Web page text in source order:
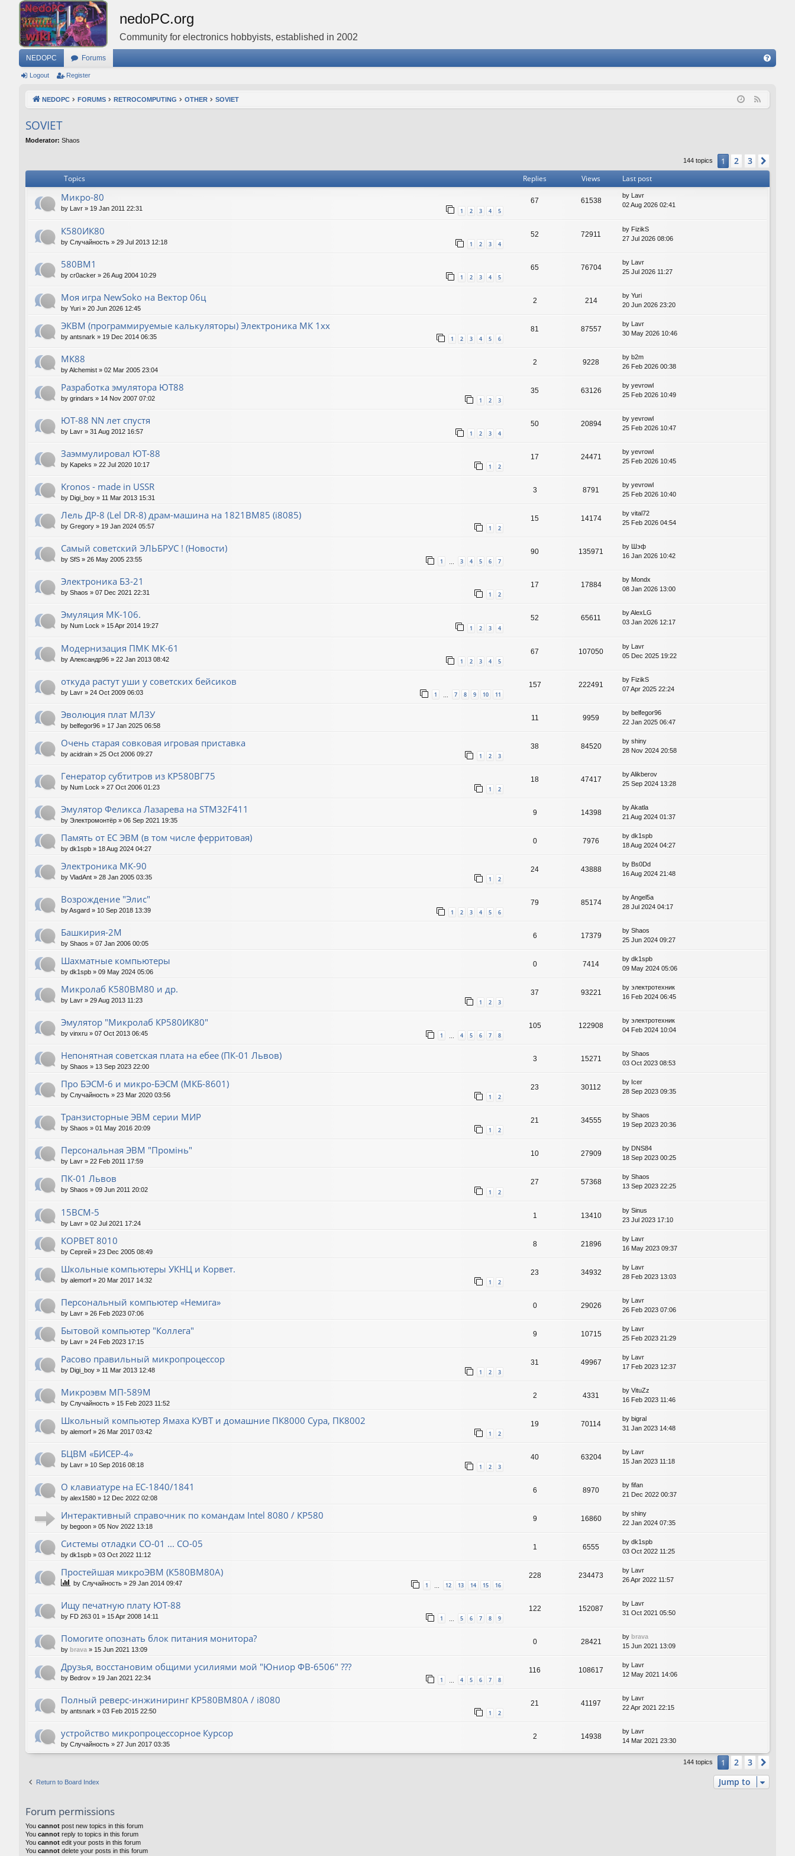
nedoPC.org
Community for electronics hobbyists, established in 2002
NEDOPC Forums
Q
Logout Register
NEDOPC FORUMS RETROCOMPUTING OTHER SOVIET
SOVIET
Moderator: Shaos
144 topics 1 2 3
Topics Replies Views Last post
Микро-80
by Lavr » 19 Jan 2011 22:31 1 2 3 4 5
67 61538
by Lavr
02 Aug 2026 02:41
К580ИК80
by Случайность » 29 Jul 2013 12:18 1 2 3 4
52 72911
by FizikS
27 Jul 2026 08:06
580ВМ1
by cr0acker » 26 Aug 2004 10:29 1 2 3 4 5
65 76704
by Lavr
25 Jul 2026 11:27
Моя игра NewSoko на Вектор 06ц
by Yuri » 20 Jun 2026 12:45
2 214
by Yuri
20 Jun 2026 23:20
ЭКВМ (программируемые калькуляторы) Электроника МК 1хх
by antsnark » 19 Dec 2014 06:35 1 2 3 4 5 6
81 87557
by Lavr
30 May 2026 10:46
МК88
byAlchemist » 02 Mar 2005 23:04
2 9228
by b2m
26 Feb 2026 00:38
Разработка эмулятора ЮТ88
by grindars » 14 Nov 2007 07:02 1 2 3
35 63126
by yevrowl
25 Feb 2026 10:49
ЮТ-88 NN лет спустя
by Lavr » 31 Aug 2012 16:57 1 2 3 4
50 20894
by yevrowl
25 Feb 2026 10:47
Заэммулировал ЮТ-88
by Kapeks » 22 Jul 2020 10:17 1 2
17 24471
by yevrowl
25 Feb 2026 10:45
Kronos - made in USSR
by Digi_boy » 11 Mar 2013 15:31
3 8791
by yevrowl
25 Feb 2026 10:40
Лель ДР-8 (Lel DR-8) драм-машина на 1821ВМ85 (i8085)
by Gregory » 19 Jan 2024 05:57 1 2
15 14174
by vital72
25 Feb 2026 04:54
Самый советский ЭЛЬБРУС ! (Новости)
by SfS » 26 May 2005 23:55 1 … 3 4 5 6 7
90 135971
by
Шэф
16 Jan 2026 10:42
Электроника Б3-21
by Shaos » 07 Dec 2021 22:31 1 2
17 17884
by Mondx
08 Jan 2026 13:00
Эмуляция МК-106.
by Num Lock » 15 Apr 2014 19:27 1 2 3 4
52 65611
byAlexLG
03 Jan 2026 12:17
Модернизация ПМК МК-61
by Александр96 » 22 Jan 2013 08:42 1 2 3 4 5
67 107050
by Lavr
05 Dec 2025 19:22
откуда растут уши у советских бейсиков
by Lavr » 24 Oct 2009 06:03 1 7 8 9 10 11
157 222491
by FizikS
07 Apr 2025 22:24
Эволюция плат МЛЗУ
by belfegor96 » 17 Jan 2025 06:58
11 9959
by belfegor96
22 Jan 2025 06:47
Очень старая совковая игровая приставка
by acidrain » 25 Oct 2006 09:27 1 2 3
38 84520
by shiny
28 Nov 2024 20:58
Генератор субтитров из КР580ВГ75
by Num Lock » 27 Oct 2006 01:23 1 2
18 47417
byAlikberov
25 Sep 2024 13:28
Эмулятор Феликса Лазарева на STM32F411
by Электромонтёр » 06 Sep 2021 19:35
9 14398
byAkatla
21 Aug 2024 01:37
Память от ЕС ЭВМ (в том числе ферритовая)
by dk1spb » 18 Aug 2024 04:27
0 7976
by dk1spb
18 Aug 2024 04:27
Электроника МК-90
by VladAnt » 28 Jan 2005 03:35 1 2
24 43888
by Bs0Dd
16 Aug 2024 21:48
Возрождение "Элис"
byAsgard » 10 Sep 2018 13:39 1 2 3 4 5 6
79 85174
byAngel5a
28 Jul 2024 04:17
Башкирия-2М
by Shaos » 07 Jan 2006 00:05
6 17379
by Shaos
25 Jun 2024 09:27
Шахматные компьютеры
by dk1spb » 09 May 2024 05:06
0 7414
by dk1spb
09 May 2024 05:06
Микролаб К580ВМ80 и др.
by Lavr » 29 Aug 2013 11:23 1 2 3
37 93221
by электротехник
16 Feb 2024 06:45
Эмулятор "Микролаб КР580ИК80"
by vinxru » 07 Oct 2013 06:45 1 … 4 5 6 7 8
105 122908
by электротехник
04 Feb 2024 10:04
Непонятная советская плата на ебее (ПК-01 Львов)
by Shaos » 13 Sep 2023 22:00
3 15271
by Shaos
03 Oct 2023 08:53
Про БЭСМ-6 и микро-БЭСМ (МКБ-8601)
by Случайность » 23 Mar 2020 03:56 1 2
23 30112
by Icer
28 Sep 2023 09:35
Транзисторные ЭВМ серии МИР
by Shaos » 01 May 2016 20:09 1 2
21 34555
by Shaos
19 Sep 2023 20:36
Персональная ЭВМ "Промiнь"
by Lavr » 22 Feb 2011 17:59
10 27909
by DNS84
18 Sep 2023 00:25
ПК-01 Львов
by Shaos » 09 Jun 2011 20:02 1 2
27 57368
by Shaos
13 Sep 2023 22:25
15ВСМ-5
by Lavr » 02 Jul 2021 17:24
1 13410
by Sinus
23 Jul 2023 17:10
КОРВЕТ 8010
by Сергей » 23 Dec 2005 08:49
8 21896
by Lavr
16 May 2023 09:37
Школьные компьютеры УКНЦ и Корвет.
by alemorf » 20 Mar 2017 14:32 1 2
23 34932
by Lavr
28 Feb 2023 13:03
Персональный компьютер «Немига»
by Lavr » 26 Feb 2023 07:06
0 29026
by Lavr
26 Feb 2023 07:06
Бытовой компьютер "Коллега"
by Lavr » 24 Feb 2023 17:15
9 10715
by Lavr
25 Feb 2023 21:29
Расово правильный микропроцессор
by Digi_boy » 11 Mar 2013 12:48 1 2 3
31 49967
by Lavr
17 Feb 2023 12:37
Микроэвм МП-589М
by Случайность » 15 Feb 2023 11:52
2 4331
by VituZz
16 Feb 2023 11:46
Школьный компьютер Ямаха КУВТ и домашние ПК8000 Сура, ПК8002
by alemorf » 26 Mar 2017 03:42 1 2
19 70114
by bigral
31 Jan 2023 14:48
БЦВМ «БИСЕР-4»
by Lavr » 10 Sep 2016 08:18 1 2 3
40 63204
by Lavr
15 Jan 2023 11:18
О клавиатуре на ЕС-1840/1841
by alex1580 » 12 Dec 2022 02:08
6 8970
by fifan
21 Dec 2022 00:37
Интерактивный справочник по командам Intel 8080 / КР580
by begoon » 05 Nov 2022 13:18
9 16860
by shiny
22 Jan 2024 07:35
Системы отладки СО-01 ... СО-05
by dk1spb » 03 Oct 2022 11:12
1 6555
by dk1spb
03 Oct 2022 11:25
Простейшая микроЭВМ (К580ВМ80А)
by Случайность » 29 Jan 2014 09:47 1 … 12 13 14 15 16
228 234473
by Lavr
26 Apr 2022 11:57
Ищу печатную плату ЮТ-88
by FD 263 01 » 15 Apr 2008 14:11 1 … 5 6 7 8 9
122 152087
by Lavr
31 Oct 2021 05:50
Помогите опознать блок питания монитора?
by brava » 15 Jun 2021 13:09
0 28421
by brava
15 Jun 2021 13:09
Друзья, восстановим общими усилиями мой "Юниор ФВ-6506" ???
by Bedrov » 19 Jan 2021 22:34 1 … 4 5 6 7 8
116 108617
by Lavr
12 May 2021 14:06
Полный реверс-инжиниринг КР580ВМ80А / i8080
by antsnark » 03 Feb 2015 22:50 1 2
21 41197
by
Lavr
22 Apr 2021 22:15
устройство микропроцессорное Курсор
by Случайность » 27 Jun 2017 03:35
2 14938
by
Lavr
14 Mar 2021 23:30
144 topics 1 2 3
Return to Board Index Jump to
Forum permissions
You cannot post new topics in this forum
You cannot reply to topics in this forum
You cannot edit your posts in this forum
You cannot delete your posts in this forum